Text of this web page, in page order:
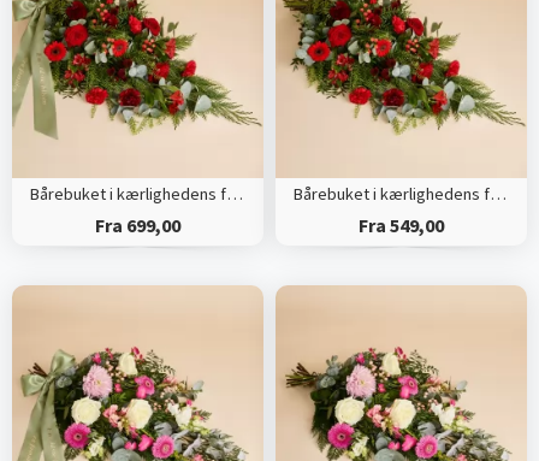
Bårebuket i kærlighedens farver med bånd
Fra 699,00
Bårebuket i kærlighedens farver
Fra 549,00